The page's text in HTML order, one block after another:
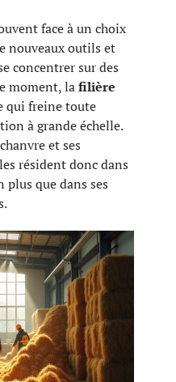
face à un choix
nouveaux outils et
concentrer sur des
moment, lafilière
qui freine toute
à grande échelle.
et ses
résident donc dans
que dans ses